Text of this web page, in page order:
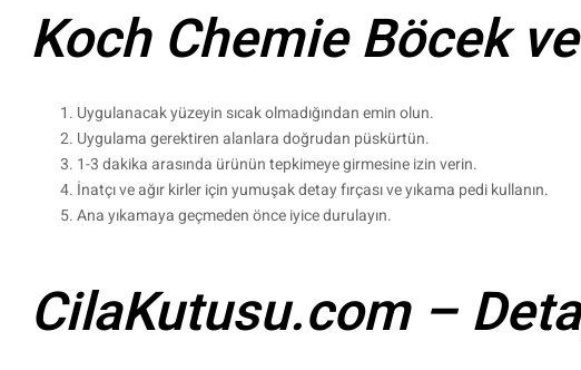
Koch Chemie Böcek
Uygulanacak yüzeyin sıcak olmadığından emin olun.
Uygulama gerektiren alanlara doğrudan püskürtün.
1-3 dakika arasında ürünün tepkimeye girmesine izin verin.
İnatçı ve ağır kirler için yumuşak detay fırçası ve yıkama pedi kullanın.
Ana yıkamaya geçmeden önce iyice durulayın.
CilaKutusu.com –